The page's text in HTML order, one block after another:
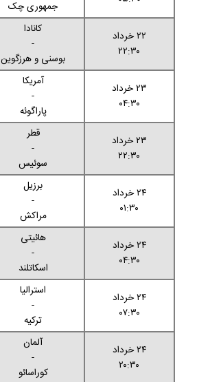
جمهوری چک
۲۲ خرداد
۲۲:۳۰
کانادا
-
بوسنی و هرزگوین
۲۳ خرداد
۰۴:۳۰
آمریکا
-
پاراگوئه
۲۳ خرداد
۲۲:۳۰
قطر
-
سوئیس
۲۴ خرداد
۰۱:۳۰
برزیل
-
مراکش
۲۴ خرداد
۰۴:۳۰
هائیتی
-
اسکاتلند
۲۴ خرداد
۰۷:۳۰
استرالیا
-
ترکیه
۲۴ خرداد
۲۰:۳۰
آلمان
-
کوراسائو